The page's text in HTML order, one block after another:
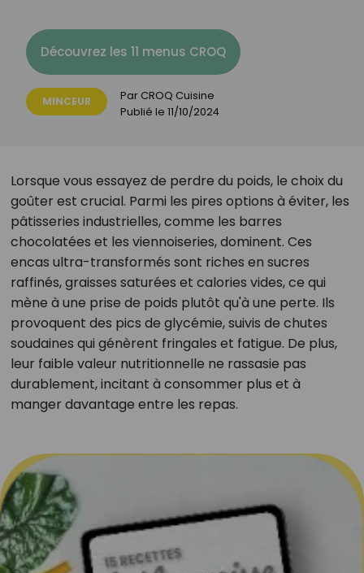
Découvrez les 11 menus CROQ
MINCEUR Par CROQ Cuisine
Publié le 11/10/2024
Lorsque vous essayez de perdre du poids, le choix du
goûter est crucial. Parmi les pires options à éviter, les
pâtisseries industrielles, comme les barres
chocolatées et les viennoiseries, dominent. Ces
encas ultra-transformés sont riches en sucres
raffinés, graisses saturées et calories vides, ce qui
mène à une prise de poids plutôt qu'à une perte. Ils
provoquent des pics de glycémie, suivis de chutes
soudaines qui génèrent fringales et fatigue. De plus,
leur faible valeur nutritionnelle ne rassasie pas
durablement, incitant à consommer plus et à
manger davantage entre les repas.